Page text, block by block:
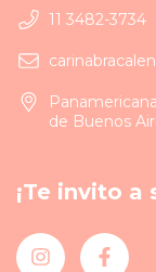
11 3482-3734
de Buenos
¡Te invito a